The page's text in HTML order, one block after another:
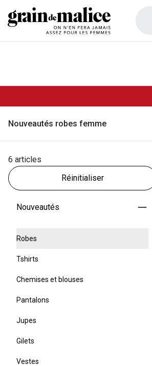
Nouveautés robes femme
6 articles
Réinitialiser
Nouveautés
Robes
Tshirts
Chemises et blouses
Pantalons
Jupes
Gilets
Vestes